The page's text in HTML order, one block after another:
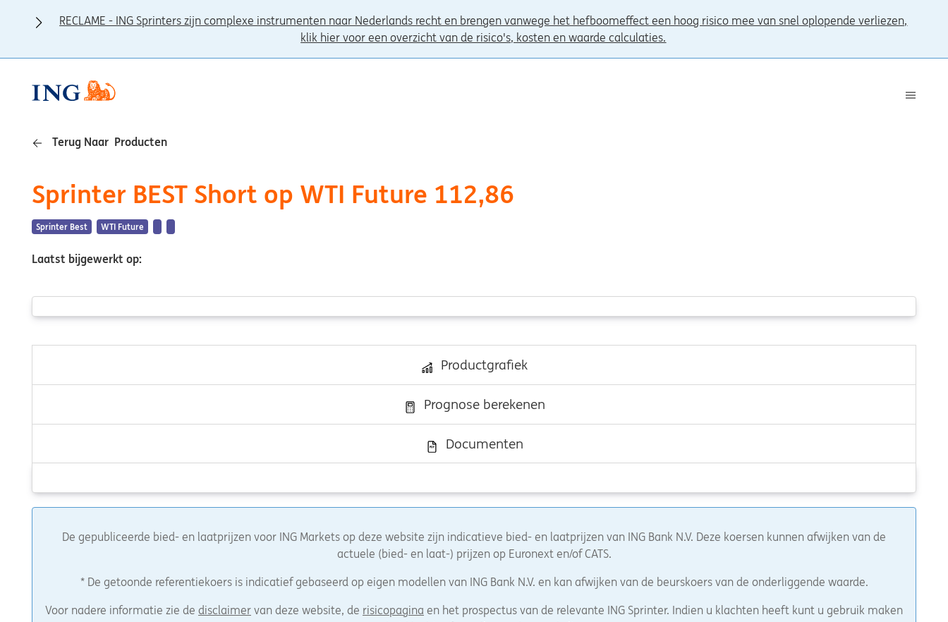
RECLAME - ING Sprinters zijn complexe instrumenten naar Nederlands recht en brengen vanwege het hefboomeffect een hoog risico mee van snel oplopende verliezen,
klik hier voor een overzicht van de risico's, kosten en waarde calculaties.
Terug Naar Producten
Sprinter BEST Short op WTI Future 112,86
Sprinter Best WTI Future
Laatst bijgewerkt op:
Productgrafiek
Prognose berekenen
Documenten
De gepubliceerde bied- en laatprijzen voor ING Markets op deze website zijn indicatieve bied- en laatprijzen van ING Bank N.V. Deze koersen kunnen afwijken van de
actuele (bied- en laat-) prijzen op Euronext en/of CATS.
* De getoonde referentiekoers is indicatief gebaseerd op eigen modellen van ING Bank N.V. en kan afwijken van de beurskoers van de onderliggende waarde.
Voor nadere informatie zie de disclaimer van deze website, de risicopagina en het prospectus van de relevante ING Sprinter. Indien u klachten heeft kunt u gebruik maken